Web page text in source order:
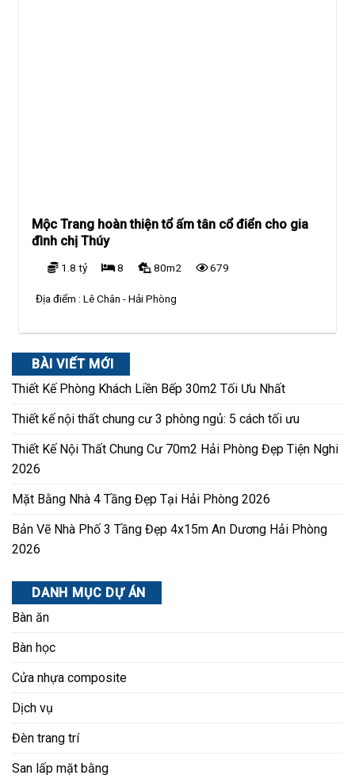
Mộc Trang hoàn thiện tổ ấm tân cổ điển cho gia
đình chị Thúy
1.8 tỷ 8 80m2 679
Địa điểm :Lê Chân - Hải Phòng
BÀI VIẾT MỚI
Thiết Kế Phòng Khách Liền Bếp 30m2 Tối Ưu Nhất
Thiết kế nội thất chung cư 3 phòng ngủ: 5 cách tối ưu
Thiết Kế Nội Thất Chung Cư 70m2 Hải Phòng Đẹp Tiện Nghi
2026
Mặt Bằng Nhà 4 Tầng Đẹp Tại Hải Phòng 2026
Bản Vẽ Nhà Phố 3 Tầng Đẹp 4x15m An Dương Hải Phòng
2026
DANH MỤC DỰ ÁN
Bàn ăn
Bàn học
Cửa nhựa composite
Dịch vụ
Đèn trang trí
San lấp mặt bằng